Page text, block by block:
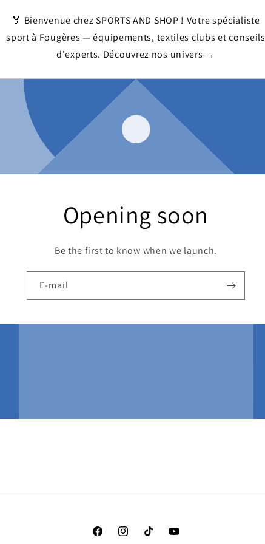
🏅 Bienvenue chez SPORTS AND SHOP ! Votre spécialiste
sport à Fougères — équipements, textiles clubs et conseils
d'experts. Découvrez nos univers →
Opening soon
Be the first to know when we launch.
E-mail
FacebookInstagramTikTok YouTube